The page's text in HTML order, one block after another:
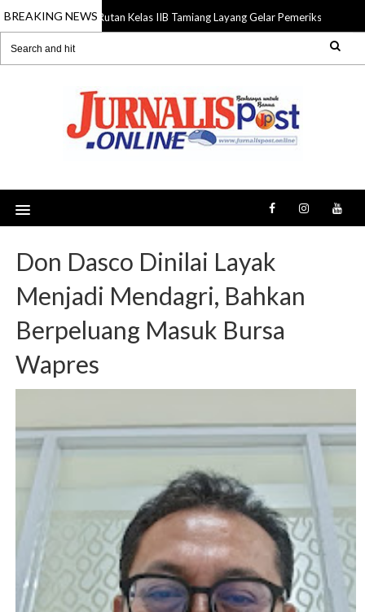
BREAKING NEWS
06 Aug 2026 Rutan Kelas IIB Tamiang Layang Gelar Pemeriksaan
Don Dasco Dinilai Layak
Menjadi Mendagri, Bahkan
Berpeluang Masuk Bursa
Wapres